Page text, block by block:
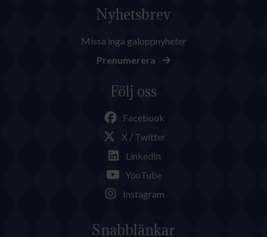
Nyhetsbrev
Missa inga galoppnyheter
Prenumerera
Följ oss
Facebook
X / Twitter
LinkedIn
YouTube
Instagram
Snabblänkar